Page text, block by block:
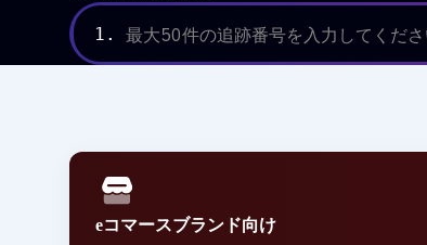
1. 最大50件の追跡番号を入力してくださ
eコマースブランド向け